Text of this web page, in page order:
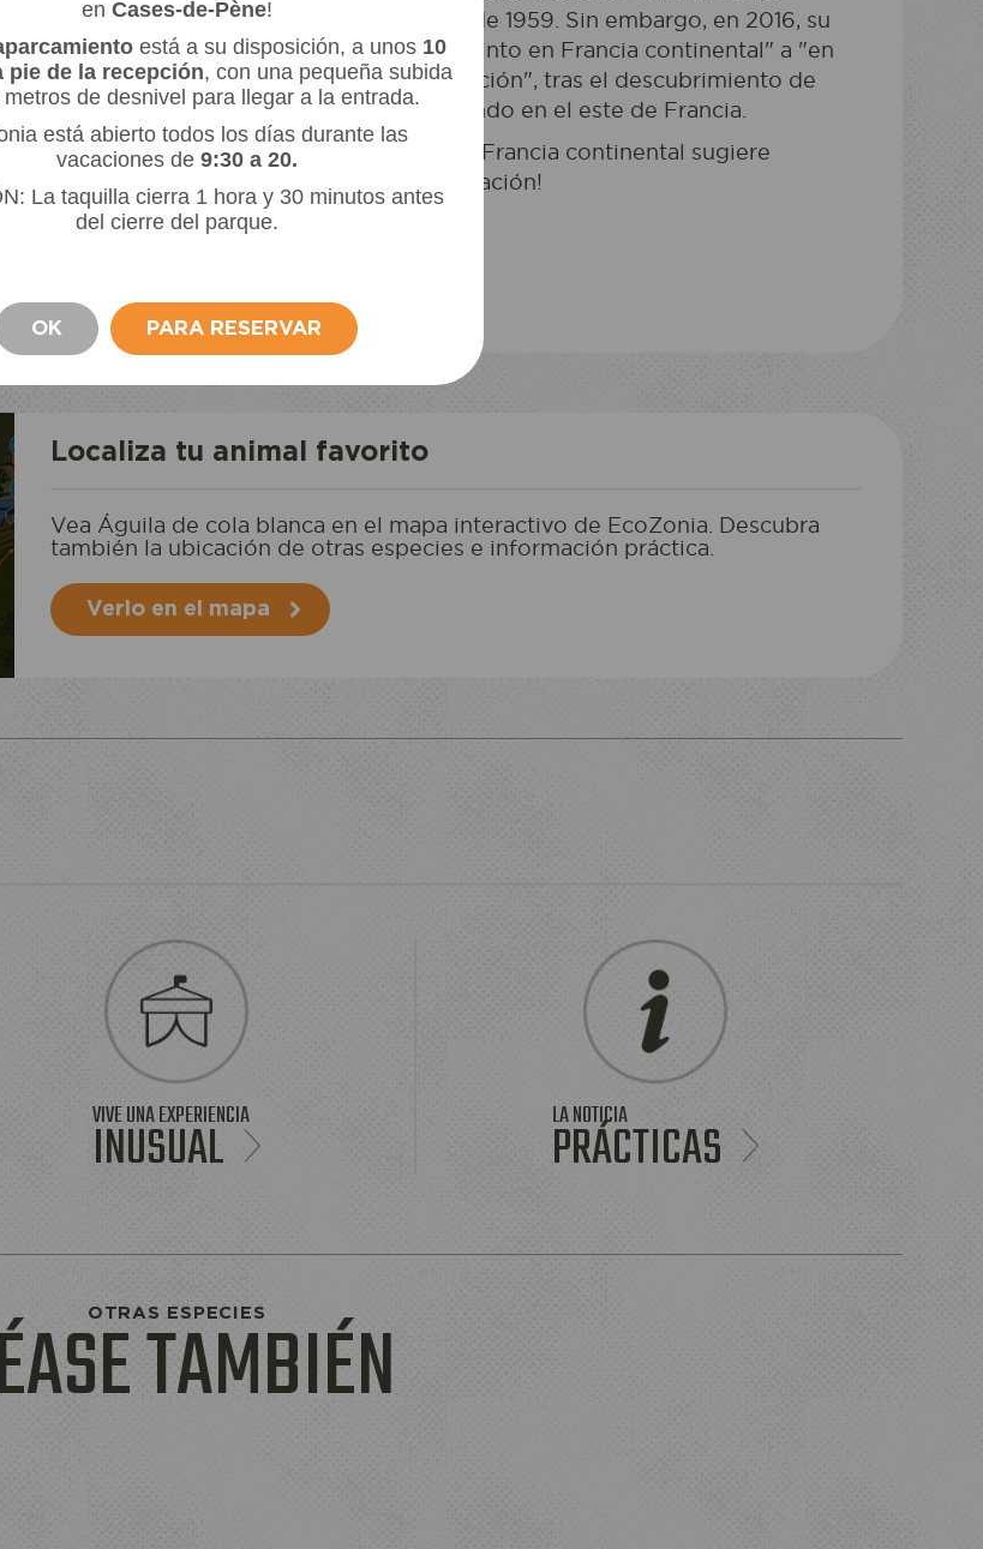
a
veces
con sus
de
extinto en Francia desde 1959. Sin embargo, en 2016, su
estatus cambió de "extinto en Francia continental" a "en
peligro crítico de extinción", tras el descubrimiento de
una única pareja anidando en el este de Francia.
Un regreso tentativo a Francia continental sugiere
esperanzas de recuperación!
Localiza tu animal favorito
Vea Águila de cola blanca en el mapa interactivo de EcoZonia. Descubra
también la ubicación de otras especies e información práctica.
Verlo en el mapa
VIVE UNA EXPERIENCIA
INUSUAL LA NOTICIA
PRÁCTICAS
OTRAS ESPECIES
TAMBIÉN
en Cases-de-Pène!
está a su disposición, a unos 10
pie de la recepción, con una pequeña subida
de desnivel para llegar a la entrada.
está abierto todos los días durante las
vacaciones de 9:30 a 20.
La taquilla cierra 1 hora y 30 minutos antes
del cierre del parque.
OK PARA RESERVAR